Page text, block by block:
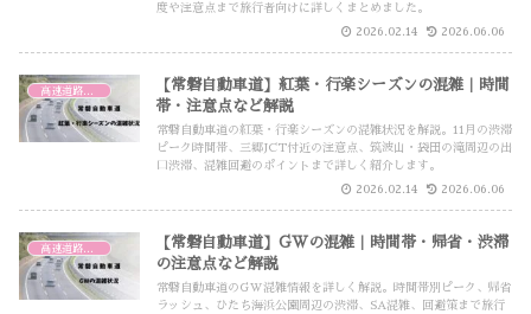
度や注意点まで旅行者向けに詳しくまとめました。
2026.02.14 2026.06.06
【常磐自動車道】紅葉・行楽シーズンの混雑｜時間
帯・注意点など解説
常磐自動車道の紅葉・行楽シーズンの混雑状況を解説。11月の渋滞
ピーク時間帯、三郷JCT付近の注意点、筑波山・袋田の滝周辺の出
口渋滞、混雑回避のポイントまで詳しく紹介します。
2026.02.14 2026.06.06
【常磐自動車道】GWの混雑｜時間帯・帰省・渋滞
の注意点など解説
常磐自動車道のGW混雑情報を詳しく解説。時間帯別ピーク、帰省
ラッシュ、ひたち海浜公園周辺の渋滞、SA混雑、回避策まで旅行